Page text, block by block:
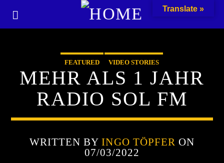
FEATURED VIDEO STORIES
MEHR ALS 1 JAHR
RADIO SOL FM
WRITTEN BYINGO TÖPFER ON
07/03/2022
Translate »